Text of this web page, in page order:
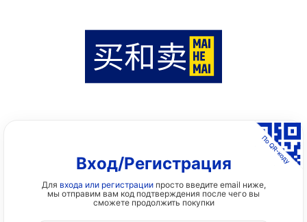
Вход/Регистрация
Для входа или регистрациипросто введите email ниже,
мы отправим вам код подтверждения после чего вы
сможете продолжить покупки